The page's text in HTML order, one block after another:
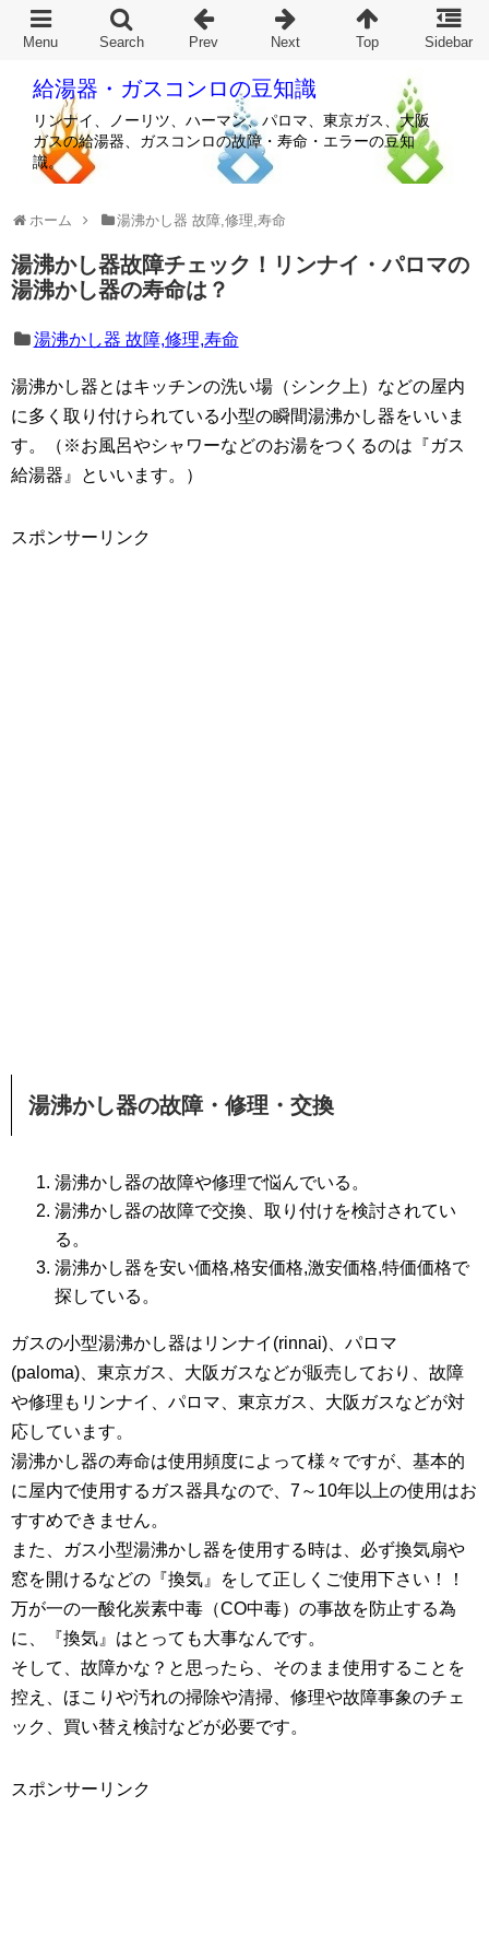
給湯器・ガスコンロの豆知識
リンナイ、ノーリツ、ハーマン、パロマ、東京ガス、大阪
ガスの給湯器、ガスコンロの故障・寿命・エラーの豆知
識。
ホーム 湯沸かし器 故障,修理,寿命
湯沸かし器故障チェック！リンナイ・パロマの
湯沸かし器の寿命は？
湯沸かし器 故障,修理,寿命
湯沸かし器とはキッチンの洗い場（シンク上）などの屋内
に多く取り付けられている小型の瞬間湯沸かし器をいいま
す。（※お風呂やシャワーなどのお湯をつくるのは『ガス
給湯器』といいます。）
スポンサーリンク
湯沸かし器の故障・修理・交換
湯沸かし器の故障や修理で悩んでいる。
湯沸かし器の故障で交換、取り付けを検討されてい
る。
湯沸かし器を安い価格,格安価格,激安価格,特価価格で
探している。
ガスの小型湯沸かし器はリンナイ(rinnai)、パロマ
(paloma)、東京ガス、大阪ガスなどが販売しており、故障
や修理もリンナイ、パロマ、東京ガス、大阪ガスなどが対
応しています。
湯沸かし器の寿命は使用頻度によって様々ですが、基本的
に屋内で使用するガス器具なので、7～10年以上の使用はお
すすめできません。
また、ガス小型湯沸かし器を使用する時は、必ず換気扇や
窓を開けるなどの『換気』をして正しくご使用下さい！！
万が一の一酸化炭素中毒（CO中毒）の事故を防止する為
に、『換気』はとっても大事なんです。
そして、故障かな？と思ったら、そのまま使用することを
控え、ほこりや汚れの掃除や清掃、修理や故障事象のチェ
ック、買い替え検討などが必要です。
スポンサーリンク